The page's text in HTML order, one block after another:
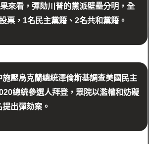
來看，彈劾川普的黨派壁壘分明，全
票，1名民主黨籍、2名共和黨籍。
壓烏克蘭總統澤倫斯基調查美國民主
總統參選人拜登，眾院以濫權和妨礙
出彈劾案。